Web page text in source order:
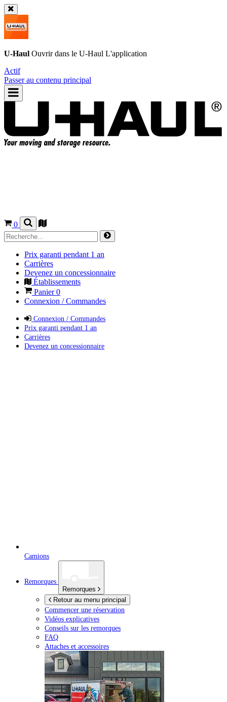
U-Haul Ouvrir dans le U-Haul L'application
Actif
Passer au contenu principal
0
Prix garanti pendant 1 an
Carrières
Devenez un concessionnaire
Établissements
Panier0
Connexion / Commandes
Connexion / Commandes
Prix garanti pendant 1 an
Carrières
Devenez un concessionnaire
Camions
Remorques
Remorques
Retour au menu principal
Commencer une réservation
Vidéos explicatives
Conseils sur les remorques
FAQ
Attaches et accessoires